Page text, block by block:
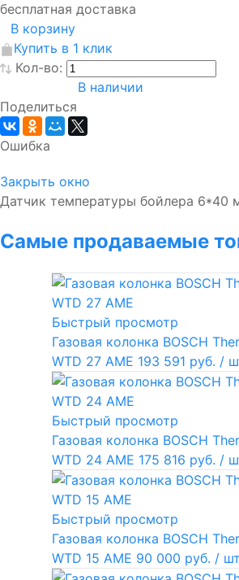
бесплатная доставка
В корзину
Купить в 1 клик
Кол-во:
В наличии
Поделиться
Ошибка
Закрыть окно
Датчик температуры бойлера 6*40
Самые продаваемые
Быстрый просмотр
Газовая колонка BOSCH
WTD 27 AME 193 591 руб. /
Быстрый просмотр
Газовая колонка BOSCH
WTD 24 AME 175 816 руб. /
Быстрый просмотр
Газовая колонка BOSCH
WTD 15 AME 90 000 руб. / шт